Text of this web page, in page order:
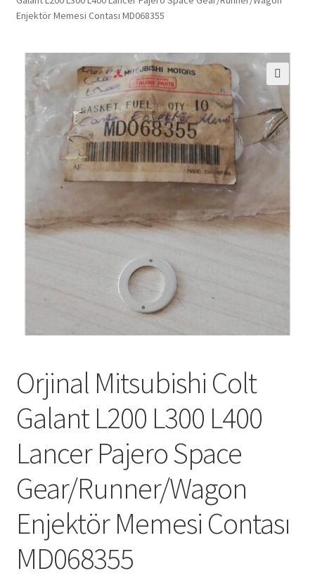
Enjektör Memesi Contası MD068355
Orjinal Mitsubishi Colt
Galant L200 L300 L400
Lancer Pajero Space
Gear/Runner/Wagon
Enjektör Memesi Contası
MD068355